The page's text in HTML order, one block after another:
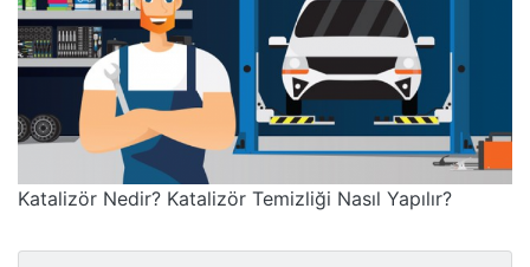
Katalizör Nedir? Katalizör Temizliği Nasıl Yapılır?